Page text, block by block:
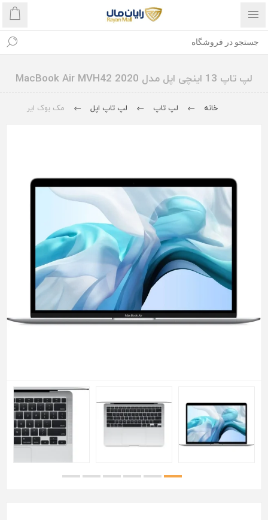
لپ تاپ 13 اینچی اپل مدل MacBook Air MVH42 2020
خانه لپ تاپ لپ تاپ اپل مک بوک ایر